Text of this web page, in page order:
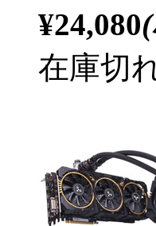
¥24,080
在庫切